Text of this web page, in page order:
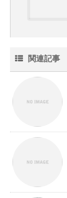
関連記事